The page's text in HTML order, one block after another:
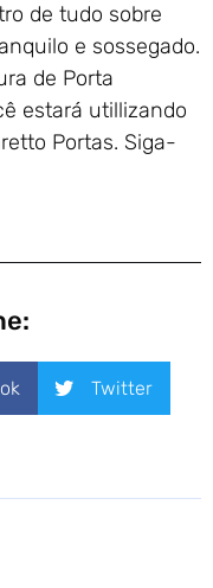
de tudo sobre
e sossegado.
de Porta
estará utillizando
Portas. Siga-
Twitter